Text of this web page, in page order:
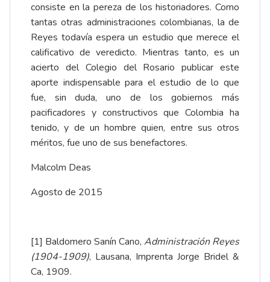
consiste en la pereza de los historiadores. Como
tantas otras administraciones colombianas, la de
Reyes todavía espera un estudio que merece el
calificativo de veredicto. Mientras tanto, es un
acierto del Colegio del Rosario publicar este
aporte indispensable para el estudio de lo que
fue, sin duda, uno de los gobiernos más
pacificadores y constructivos que Colombia ha
tenido, y de un hombre quien, entre sus otros
méritos, fue uno de sus benefactores.
Malcolm Deas
Agosto de 2015
[1] Baldomero Sanín Cano, Administración Reyes
(1904-1909), Lausana, Imprenta Jorge Bridel &
Ca, 1909.